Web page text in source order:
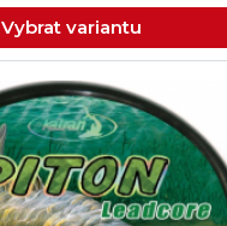
Vybrat variantu